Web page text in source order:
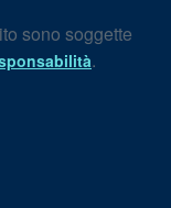
sono soggette
.